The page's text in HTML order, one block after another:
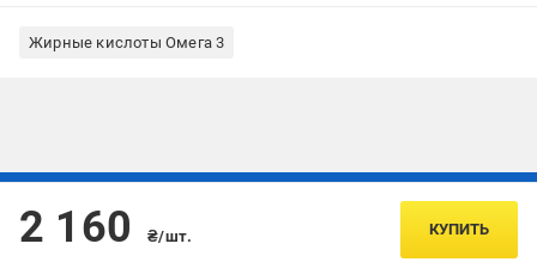
Жирные кислоты Омега 3
2 160 ₴/шт. КУПИТЬ
Подписывайтесь, чтобы узнавать первым об акцияx и